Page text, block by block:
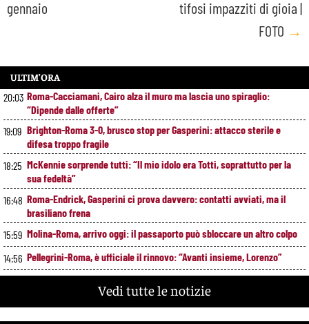
gennaio
tifosi impazziti di gioia |
FOTO →
ULTIM’ORA
20:03 Roma-Cacciamani, Cairo alza il muro ma lascia uno spiraglio:
“Dipende dalle offerte”
19:09 Brighton-Roma 3-0, brusco stop per Gasperini: attacco sterile e
difesa troppo fragile
18:25 McKennie sorprende tutti: “Il mio idolo era Totti, soprattutto per la
sua fedeltà”
16:48 Roma-Endrick, Gasperini ci prova davvero: contatti avviati, ma il
brasiliano frena
15:59 Molina-Roma, arrivo oggi: il passaporto può sbloccare un altro colpo
14:56 Pellegrini-Roma, è ufficiale il rinnovo: “Avanti insieme, Lorenzo”
Rensch-Roma, l’occasione cambia tutto: Gasperini prova il jolly delle
Vedi tutte le notizie